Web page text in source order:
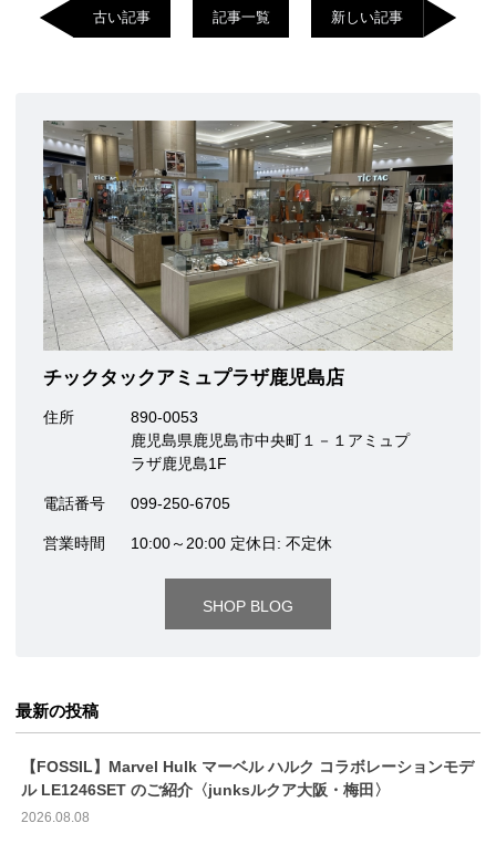
古い記事 記事一覧 新しい記事
チックタックアミュプラザ鹿児島店
住所
890-0053
鹿児島県鹿児島市中央町１－１アミュプ
ラザ鹿児島1F
電話番号 099-250-6705
営業時間 10:00～20:00 定休日: 不定休
SHOP BLOG
最新の投稿
【FOSSIL】Marvel Hulk マーベル ハルク コラボレーションモデ
ル LE1246SET のご紹介〈junksルクア大阪・梅田〉
2026.08.08